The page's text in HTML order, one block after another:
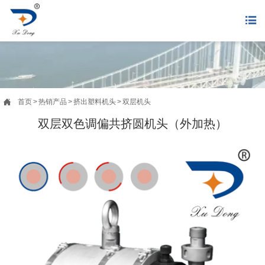

 首页>热销产品 >挤出塑料机头>双层机头
双层双色调偏共挤圆机头（外加热）